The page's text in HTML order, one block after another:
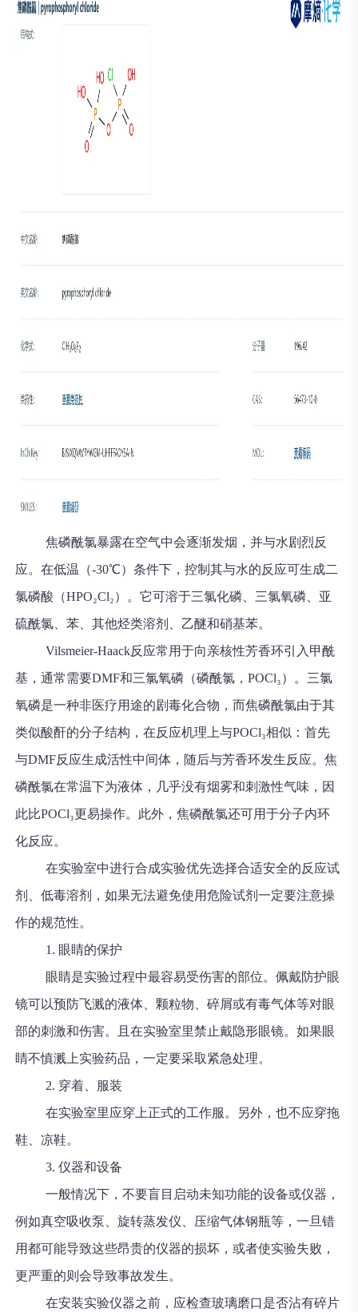
焦磷酰氯暴露在空气中会逐渐发烟，并与水剧烈反
应。在低温（-30℃）条件下，控制其与水的反应可生成二
氯磷酸（HPO₂Cl₂）。它可溶于三氯化磷、三氯氧磷、亚
硫酰氯、苯、其他烃类溶剂、乙醚和硝基苯。
Vilsmeier-Haack反应常用于向亲核性芳香环引入甲酰
基，通常需要DMF和三氯氧磷（磷酰氯，POCl₃）。三氯
氧磷是一种非医疗用途的剧毒化合物，而焦磷酰氯由于其
类似酸酐的分子结构，在反应机理上与POCl₃相似：首先
与DMF反应生成活性中间体，随后与芳香环发生反应。焦
磷酰氯在常温下为液体，几乎没有烟雾和刺激性气味，因
此比POCl₃更易操作。此外，焦磷酰氯还可用于分子内环
化反应。
在实验室中进行合成实验优先选择合适安全的反应试
剂、低毒溶剂，如果无法避免使用危险试剂一定要注意操
作的规范性。
1. 眼睛的保护
眼睛是实验过程中最容易受伤害的部位。佩戴防护眼
镜可以预防飞溅的液体、颗粒物、碎屑或有毒气体等对眼
部的刺激和伤害。且在实验室里禁止戴隐形眼镜。如果眼
睛不慎溅上实验药品，一定要采取紧急处理。
2. 穿着、服装
在实验室里应穿上正式的工作服。另外，也不应穿拖
鞋、凉鞋。
3. 仪器和设备
一般情况下，不要盲目启动未知功能的设备或仪器，
例如真空吸收泵、旋转蒸发仪、压缩气体钢瓶等，一旦错
用都可能导致这些昂贵的仪器的损坏，或者使实验失败，
更严重的则会导致事故发生。
在安装实验仪器之前，应检查玻璃磨口是否沾有碎片